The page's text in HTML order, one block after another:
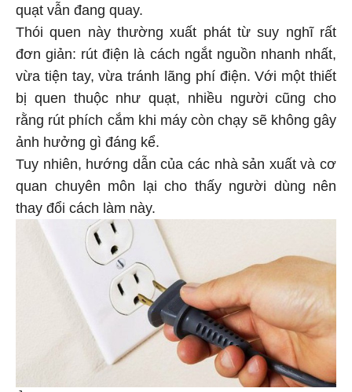
quạt vẫn đang quay.
Thói quen này thường xuất phát từ suy nghĩ rất
đơn giản: rút điện là cách ngắt nguồn nhanh nhất,
vừa tiện tay, vừa tránh lãng phí điện. Với một thiết
bị quen thuộc như quạt, nhiều người cũng cho
rằng rút phích cắm khi máy còn chạy sẽ không gây
ảnh hưởng gì đáng kể.
Tuy nhiên, hướng dẫn của các nhà sản xuất và cơ
quan chuyên môn lại cho thấy người dùng nên
thay đổi cách làm này.